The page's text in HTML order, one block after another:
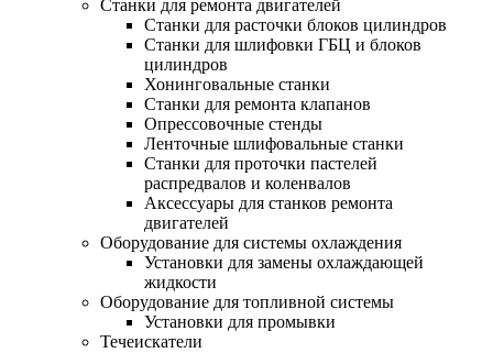
Станки для ремонта двигателей
Станки для расточки блоков цилиндров
Станки для шлифовки ГБЦ и блоков
цилиндров
Хонинговальные станки
Станки для ремонта клапанов
Опрессовочные стенды
Ленточные шлифовальные станки
Станки для проточки пастелей
распредвалов и коленвалов
Аксессуары для станков ремонта
двигателей
Оборудование для системы охлаждения
Установки для замены охлаждающей
жидкости
Оборудование для топливной системы
Установки для промывки
Течеискатели